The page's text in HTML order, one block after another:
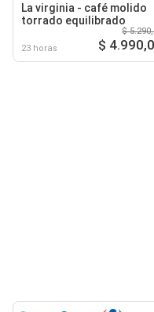
La virginia - café molido
torrado equilibrado
23 horas
$
$